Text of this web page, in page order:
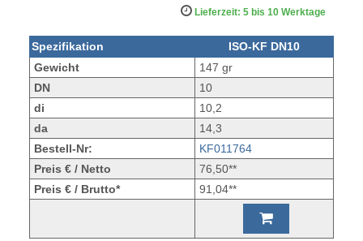
Lieferzeit: 5 bis 10 Werktage
Spezifikation
ISO-KF DN10
Gewicht
147 gr
DN
10
di
10,2
da
14,3
Bestell-Nr:
KF011764
Preis € / Netto
76,50**
Preis € / Brutto*
91,04**